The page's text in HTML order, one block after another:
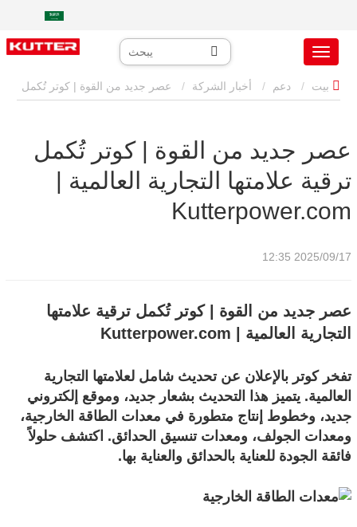
دعم أخبار الشركة عصر جديد من القوة | كوتر تُكمل
عصر جديد من القوة | كوتر تُكمل
ترقية علامتها التجارية العالمية |
Kutterpower.com
2025/09/17 12:35
عصر جديد من القوة | كوتر تُكمل ترقية علامتها
التجارية العالمية | Kutterpower.com
تفخر كوتر بالإعلان عن تحديث شامل لعلامتها التجارية
العالمية. يتميز هذا التحديث بشعار جديد، وموقع إلكتروني
جديد، وخطوط إنتاج متطورة في معدات الطاقة الخارجية،
ومعدات الجولف، ومعدات تنسيق الحدائق. اكتشف حلولاً
فائقة الجودة للعناية بالحدائق والعناية بها.